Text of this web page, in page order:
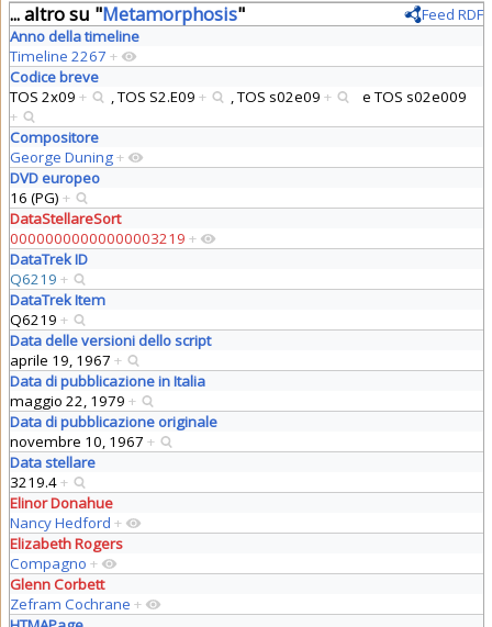
... altro su "Metamorphosis"
Feed RDF
Anno della timeline
Timeline 2267 +
Codice breve
TOS 2x09 + ,TOS S2.E09 + ,TOS s02e09 + eTOS s02e009
+
Compositore
George Duning+
DVD europeo
16 (PG) +
DataStellareSort
00000000000000003219 +
DataTrek ID
Q6219 +
DataTrek Item
Q6219 +
Data delle versioni dello script
aprile 19, 1967 +
Data di pubblicazione in Italia
maggio 22, 1979 +
Data di pubblicazione originale
novembre 10, 1967 +
Data stellare
3219.4+
Elinor Donahue
Nancy Hedford +
Elizabeth Rogers
Compagno +
Glenn Corbett
Zefram Cochrane +